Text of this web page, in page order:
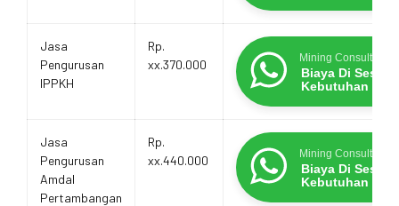
Jasa
Pengurusan
IPPKH
Rp.
xx.370.000
Mining Consultants
Biaya Di
Kebutuhan
Jasa
Pengurusan
Amdal
Pertambangan
Rp.
xx.440.000
Mining Consultants
Biaya Di
Kebutuhan